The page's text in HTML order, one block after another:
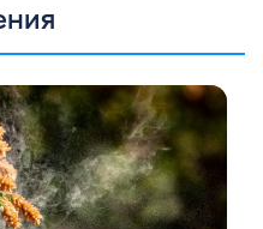
явление, которое
значительную пользу
ярко это проявляется в
где сосны цветут в
зрелище и наполняя
Степанаванский